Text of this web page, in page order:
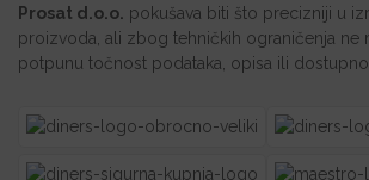
Prosat d.o.o. pokušava biti što precizniji u
proizvoda, ali zbog tehničkih ograničenja ne
potpunu točnost podataka, opisa ili